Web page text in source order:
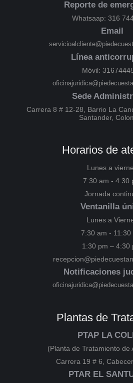
Reporte de
Whatsaap: 316
Email
Línea
Móvil:
Sede
Carrera 8 # 12-28, Barrio La
Santander,
Horarios de
Lunes a
7:30 am - 4:30
Jornada
Ventanilla
Lunes a
7:30 am - 11:30
1:30 pm – 4:30
Notificaciones
Plantas de
PTAP LA
(Planta de Tratamiento de
Carrera 19 # 6,
PTAR EL